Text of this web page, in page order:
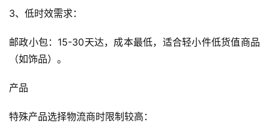
3、低时效需求：
邮政小包：15-30天达，成本最低，适合轻小件低货值商品
（如饰品）。
产品
特殊产品选择物流商时限制较高：